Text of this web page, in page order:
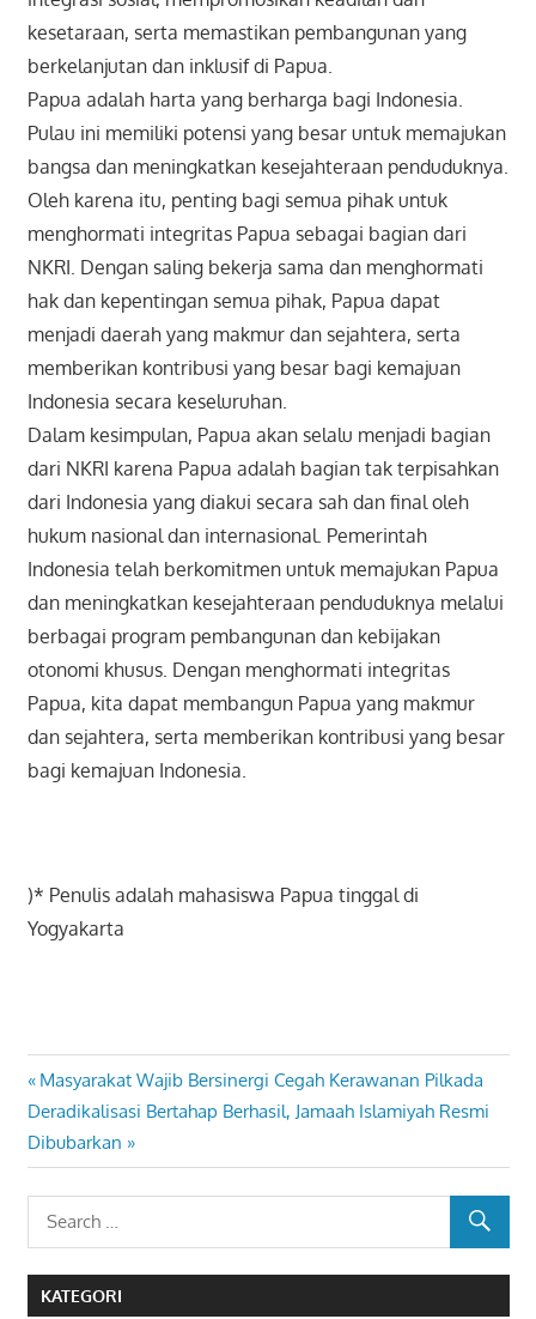
kesetaraan, serta memastikan pembangunan yang
berkelanjutan dan inklusif di Papua.
Papua adalah harta yang berharga bagi Indonesia.
Pulau ini memiliki potensi yang besar untuk memajukan
bangsa dan meningkatkan kesejahteraan penduduknya.
Oleh karena itu, penting bagi semua pihak untuk
menghormati integritas Papua sebagai bagian dari
NKRI. Dengan saling bekerja sama dan menghormati
hak dan kepentingan semua pihak, Papua dapat
menjadi daerah yang makmur dan sejahtera, serta
memberikan kontribusi yang besar bagi kemajuan
Indonesia secara keseluruhan.
Dalam kesimpulan, Papua akan selalu menjadi bagian
dari NKRI karena Papua adalah bagian tak terpisahkan
dari Indonesia yang diakui secara sah dan final oleh
hukum nasional dan internasional. Pemerintah
Indonesia telah berkomitmen untuk memajukan Papua
dan meningkatkan kesejahteraan penduduknya melalui
berbagai program pembangunan dan kebijakan
otonomi khusus. Dengan menghormati integritas
Papua, kita dapat membangun Papua yang makmur
dan sejahtera, serta memberikan kontribusi yang besar
bagi kemajuan Indonesia.
)* Penulis adalah mahasiswa Papua tinggal di
Yogyakarta
Navigasi
pos
Previous
Post:
Masyarakat Wajib Bersinergi Cegah Kerawanan Pilkada
Next
Post:
Deradikalisasi Bertahap Berhasil, Jamaah Islamiyah Resmi
Dibubarkan
KATEGORI